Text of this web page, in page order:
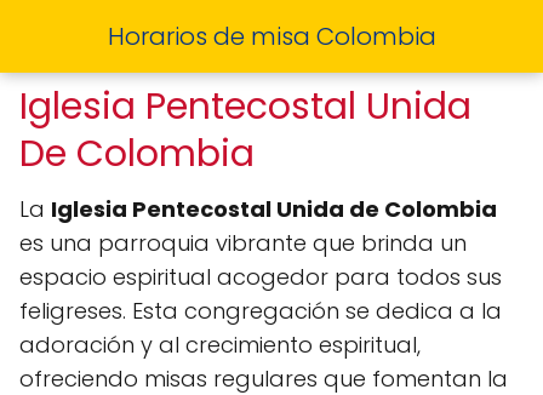
Horarios de misa Colombia
Iglesia Pentecostal Unida
De Colombia
La Iglesia Pentecostal Unida de Colombia
es una parroquia vibrante que brinda un
espacio espiritual acogedor para todos sus
feligreses. Esta congregación se dedica a la
adoración y al crecimiento espiritual,
ofreciendo misas regulares que fomentan la